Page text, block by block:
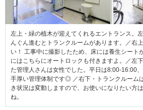
左上・緑の植木が迎えてくれるエントランス。
んぐん進むとトランクルームがあります。／右
い！ 工事中に撮影したため、床には養生シート
にはこちらにオートロックも付きますよ。／左
た管理人さんは女性でした。平日は8:00-16:00
手厚い管理体制です◎ ／右下・トランクルーム
き状況は変動しますので、お使いになりたい方
ね。